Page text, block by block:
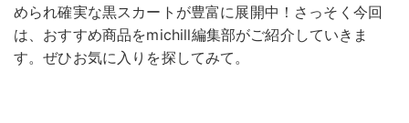
められ確実な黒スカートが豊富に展開中！さっそく今回
は、おすすめ商品をmichill編集部がご紹介していきま
す。ぜひお気に入りを探してみて。